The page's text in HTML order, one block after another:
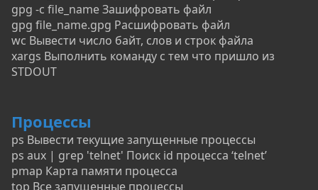
gpg -c file_name Зашифровать файл
gpg file_name.gpg Расшифровать файл
wc Вывести число байт, слов и строк файла
xargs Выполнить команду с тем что пришло из
STDOUT
Процессы
ps Вывести текущие запущенные процессы
ps aux | grep 'telnet' Поиск id процесса ‘telnet’
pmap Карта памяти процесса
top Все запущенные процессы